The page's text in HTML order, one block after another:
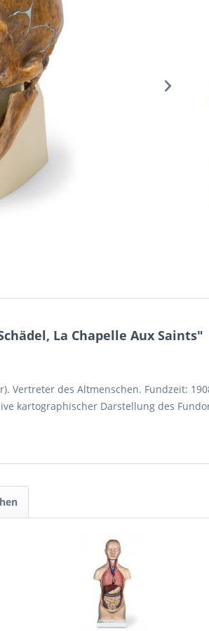
La Chapelle Aux Saints"
Vertreter des Altmenschen. Fundzeit:
kartographischer Darstellung des